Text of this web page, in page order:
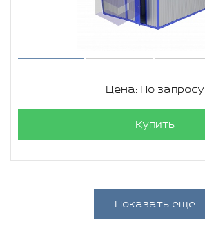
Цена: По запросу
Купить
Показать еще